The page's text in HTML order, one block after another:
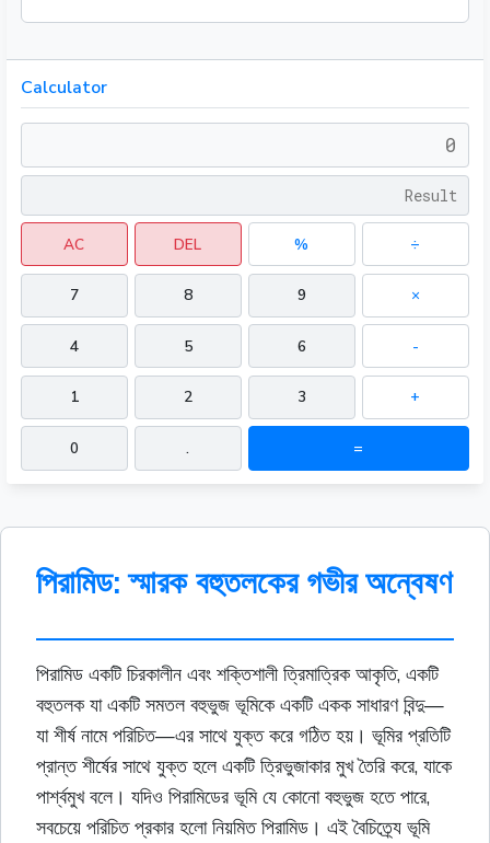
Calculator
AC DEL % ÷
7 8 9 ×
4 5 6 -
1 2 3 +
0 . =
পিরামিড: স্মারক বহুতলকের গভীর অন্বেষণ
পিরামিড একটি চিরকালীন এবং শক্তিশালী ত্রিমাত্রিক আকৃতি, একটি
বহুতলক যা একটি সমতলবহুভুজ ভূমিকে একটি একক সাধারণ বিন্দু—
যা শীর্ষ নামে পরিচিত—এর সাথে যুক্ত করে গঠিত হয়। ভূমির প্রতিটি
প্রান্ত শীর্ষের সাথে যুক্ত হলে একটিত্রিভুজাকারমুখ তৈরি করে, যাকে
পার্শ্বমুখ বলে। যদিও পিরামিডের ভূমি যে কোনোবহুভুজ হতে পারে,
সবচেয়ে পরিচিত প্রকার হলো নিয়মিত পিরামিড। এই বৈচিত্র্যে ভূমি